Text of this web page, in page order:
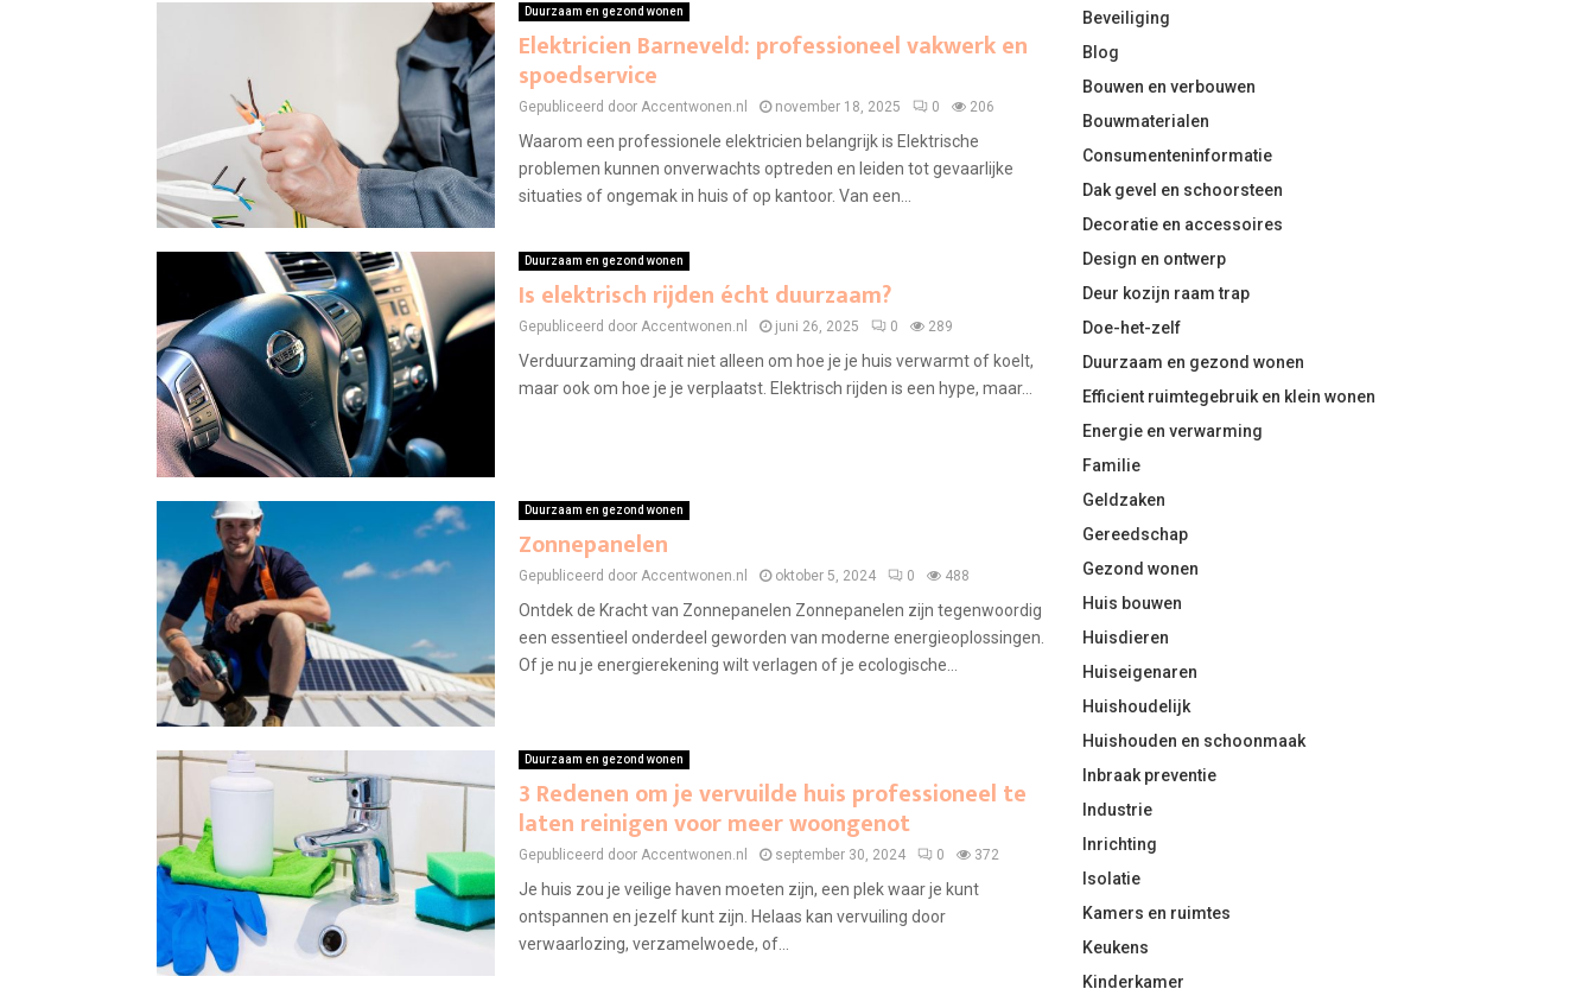
Duurzaam en gezond wonen
Elektricien Barneveld: professioneel vakwerk en
spoedservice
Gepubliceerd door Accentwonen.nl november 18, 2025 0 206
Waarom een professionele elektricien belangrijk is Elektrische
problemen kunnen onverwachts optreden en leiden tot gevaarlijke
situaties of ongemak in huis of op kantoor. Van een...
Duurzaam en gezond wonen
Is elektrisch rijden écht duurzaam?
Gepubliceerd door Accentwonen.nl juni 26, 2025 0 289
Verduurzaming draait niet alleen om hoe je je huis verwarmt of koelt,
maar ook om hoe je je verplaatst. Elektrisch rijden is een hype, maar...
Duurzaam en gezond wonen
Zonnepanelen
Gepubliceerd door Accentwonen.nl oktober 5, 2024 0 488
Ontdek de Kracht van Zonnepanelen Zonnepanelen zijn tegenwoordig
een essentieel onderdeel geworden van moderne energieoplossingen.
Of je nu je energierekening wilt verlagen of je ecologische...
Duurzaam en gezond wonen
3 Redenen om je vervuilde huis professioneel te
laten reinigen voor meer woongenot
Gepubliceerd door Accentwonen.nl september 30, 2024 0 372
Je huis zou je veilige haven moeten zijn, een plek waar je kunt
ontspannen en jezelf kunt zijn. Helaas kan vervuiling door
verwaarlozing, verzamelwoede, of...
Beveiliging
Blog
Bouwen en verbouwen
Bouwmaterialen
Consumenteninformatie
Dak gevel en schoorsteen
Decoratie en accessoires
Design en ontwerp
Deur kozijn raam trap
Doe-het-zelf
Duurzaam en gezond wonen
Efficient ruimtegebruik en klein wonen
Energie en verwarming
Familie
Geldzaken
Gereedschap
Gezond wonen
Huis bouwen
Huisdieren
Huiseigenaren
Huishoudelijk
Huishouden en schoonmaak
Inbraak preventie
Industrie
Inrichting
Isolatie
Kamers en ruimtes
Keukens
Kinderkamer